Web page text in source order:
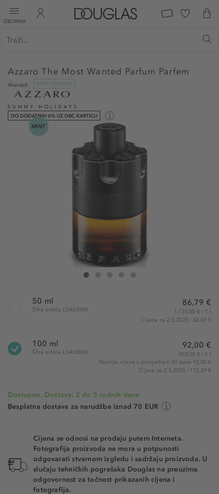
IZBORNIK
AzzaroThe Most Wanted Parfum Parfem
Wanted MINT PONUDA
DO DODATNIH 6% UZ DBC KARTICU
Azzaro The Most Wanted Parfum
50 ml
Šifra artikla LD430900
86,79 €
1.735,80 € / 1 l
Cijena na 2.5.2025.: 82,69 €
100 ml
Šifra artikla LD430800
92,00 €
920,00 € / 1 l
Najniža cijena u posljednjih 30 dana 92,00 €
Cijena na 2.5.2025.: 112,29 €
Dostupno. Dostava: 2 do 5 radnih dana
Besplatna dostava za narudžbe iznad 70 EUR
Cijena se odnosi na prodaju putem Interneta.
Fotografija proizvoda ne mora u potpunosti
odgovarati stvarnom izgledu i sadržaju proizvoda. U
slučaju tehničkih pogrešaka Douglas ne preuzima
odgovornost za točnost prikazanih cijena i
fotografija.